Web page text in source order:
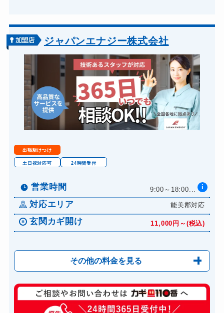
ジャパンエナジー株式会社
出張駆けつけ
土日祝対応可 24時間受付
営業時間 9:00～18:00... i
対応エリア 能美郡対応
玄関カギ開け 11,000円～(税込)
その他の料金を見る
玄関カギ修理 6,600円～(税込)